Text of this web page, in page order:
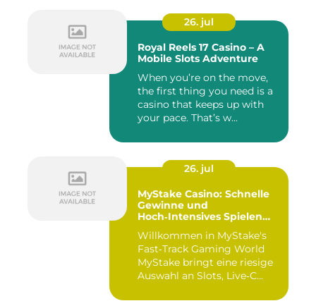
26. jul
Royal Reels 17 Casino – A
Mobile Slots Adventure
When you’re on the move,
the first thing you need is a
casino that keeps up with
your pace. That’s w...
26. jul
MyStake Casino: Schnelle
Gewinne und
Hoch‑Intensives Spielen
Willkommen in MyStake's
Fast‑Track Gaming World
MyStake bringt eine riesige
Auswahl an Slots, Live‑C...